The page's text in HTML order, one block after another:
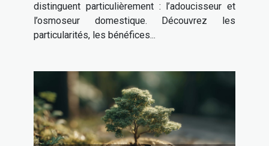
distinguent particulièrement : l’adoucisseur et
l’osmoseur domestique. Découvrez les
particularités, les bénéfices...